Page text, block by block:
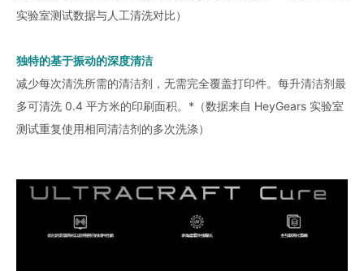
实验室测试数据与人工清洗对比）
独特的基于振动的深度清洁
减少每次清洗所需的清洁剂，无需完全覆盖打印件。每升清洁剂最
多可清洗 0.4 平方米的印刷面积。*（数据来自 HeyGears 实验室
测试重复使用相同清洁剂的多次洗涤）